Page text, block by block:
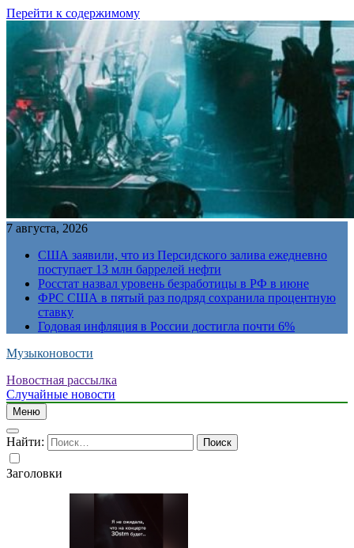
Перейти к содержимому
7 августа, 2026
США заявили, что из Персидского залива ежедневно
поступает 13 млн баррелей нефти
Росстат назвал уровень безработицы в РФ в июне
ФРС США в пятый раз подряд сохранила процентную
ставку
Годовая инфляция в России достигла почти 6%
Музыконовости
Новостная рассылка
Случайные новости
Меню
Найти:
Заголовки